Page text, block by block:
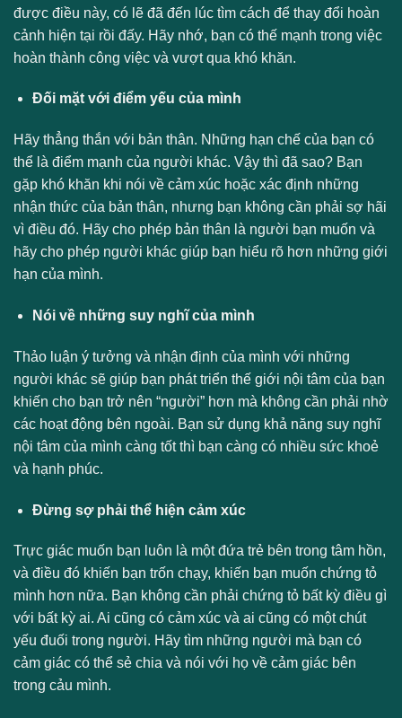
được điều này, có lẽ đã đến lúc tìm cách để thay đổi hoàn
cảnh hiện tại rồi đấy. Hãy nhớ, bạn có thế mạnh trong việc
hoàn thành công việc và vượt qua khó khăn.
Đối mặt với điểm yếu của mình
Hãy thẳng thắn với bản thân. Những hạn chế của bạn có
thể là điểm mạnh của người khác. Vậy thì đã sao? Bạn
gặp khó khăn khi nói về cảm xúc hoặc xác định những
nhận thức của bản thân, nhưng bạn không cần phải sợ hãi
vì điều đó. Hãy cho phép bản thân là người bạn muốn và
hãy cho phép người khác giúp bạn hiểu rõ hơn những giới
hạn của mình.
Nói về những suy nghĩ của mình
Thảo luận ý tưởng và nhận định của mình với những
người khác sẽ giúp bạn phát triển thế giới nội tâm của bạn
khiến cho bạn trở nên “người” hơn mà không cần phải nhờ
các hoạt động bên ngoài. Bạn sử dụng khả năng suy nghĩ
nội tâm của mình càng tốt thì bạn càng có nhiều sức khoẻ
và hạnh phúc.
Đừng sợ phải thể hiện cảm xúc
Trực giác muốn bạn luôn là một đứa trẻ bên trong tâm hồn,
và điều đó khiến bạn trốn chạy, khiến bạn muốn chứng tỏ
mình hơn nữa. Bạn không cần phải chứng tỏ bất kỳ điều gì
với bất kỳ ai. Ai cũng có cảm xúc và ai cũng có một chút
yếu đuối trong người. Hãy tìm những người mà bạn có
cảm giác có thể sẻ chia và nói với họ về cảm giác bên
trong cảu mình.